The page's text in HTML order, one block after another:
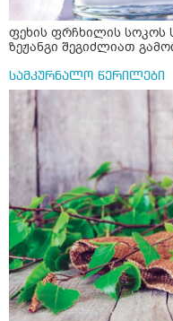
ფეხის ფრჩხილის
ზეჟანგი შეგიძლიათ
სამკურნალო წერილები